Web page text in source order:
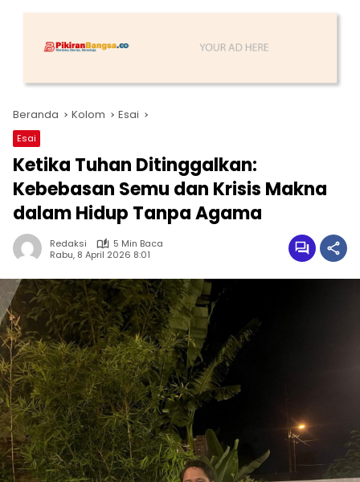
Beranda Kolom Esai
Esai
Ketika Tuhan Ditinggalkan:
Kebebasan Semu dan Krisis Makna
dalam Hidup Tanpa Agama
Redaksi
5 Min Baca
Rabu, 8 April 2026 8:01